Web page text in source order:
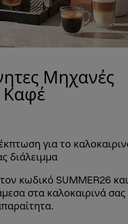
Μηχανές
Καφέ
για το
διάλειμμα
κωδικό SUMMER26 και
στα καλοκαιρινά σας